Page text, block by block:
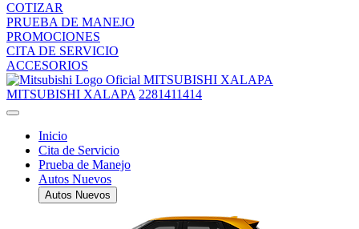
COTIZAR
PRUEBA DE MANEJO
PROMOCIONES
CITA DE SERVICIO
ACCESORIOS
MITSUBISHI XALAPA
MITSUBISHI XALAPA 2281411414
Inicio
Cita de Servicio
Prueba de Manejo
Autos Nuevos
Autos Nuevos